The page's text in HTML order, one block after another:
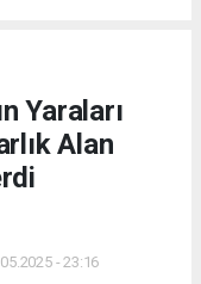
Yaraları
Alan
- 23:16